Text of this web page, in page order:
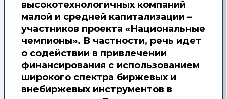
высокотехнологичных компаний
малой и средней капитализации –
участников проекта «Национальные
чемпионы». В частности, речь идет
о содействии в привлечении
финансирования с использованием
широкого спектра биржевых и
внебиржевых инструментов в